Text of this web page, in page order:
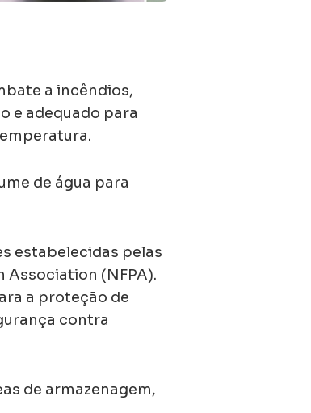
a incêndios,
e adequado para
de água para
estabelecidas pelas
Association (NFPA).
a proteção de
contra
de armazenagem,